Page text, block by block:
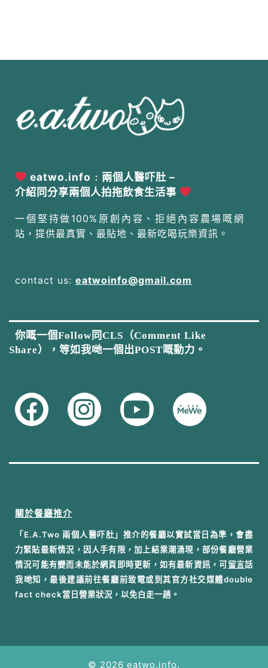
eatwo.info﹕兩個人醫吓肚 –
介紹同分享兩個人拍拖飲食生活事
一個堅持做100%原創內容、拒絕內容農場嘅網
站，提供最真實、最貼地、最新吃喝玩樂資訊。
contact us: eatwoinfo@gmail.com
你嘅一個Follow同CLS（Comment Like
Share），等如我哋一個出POST嘅動力。
關於餐廳推介
「E.A.Two 兩個人醫吓肚」推介的餐廳以實試當日為準，會盡
力緊貼最新情況，因人手有限，加上結業潮湧現，部份餐廳營業
情況可能有變而未能於網頁即時更新，如有最新資訊，可留言話
我哋知，最後建議前往餐廳前致電或到其官方社交媒體double
fact check當日營業狀況，以免白走一趟。
© 2026 eatwo.info.